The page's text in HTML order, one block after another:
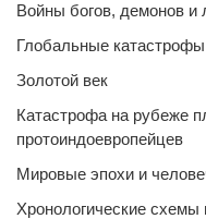
Войны богов, демонов и
Глобальные катастрофы
Золотой век
Катастрофа на рубеже
протоиндоевропейцев
Мировые эпохи и
Хронологические